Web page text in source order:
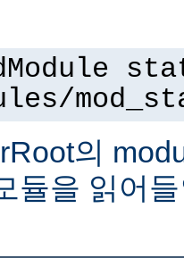
의
듈을 읽어